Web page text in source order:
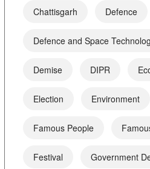
Chattisgarh Defence
Defence and Space
Demise DIPR
Election Environment
Famous People
Festival Government